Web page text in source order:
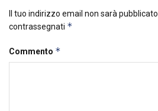
Il tuo indirizzo email non sarà pubblicato.
contrassegnati *
Commento *